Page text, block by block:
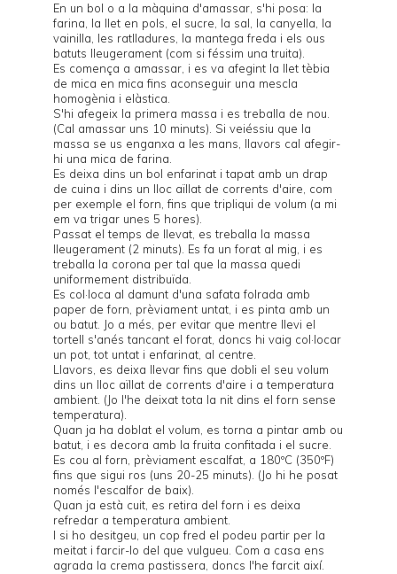
En un bol o a la màquina d'amassar, s'hi posa: la
farina, la llet en pols, el sucre, la sal, la canyella, la
vainilla, les ratlladures, la mantega freda i els ous
batuts lleugerament (com si féssim una truita).
Es comença a amassar, i es va afegint la llet tèbia
de mica en mica fins aconseguir una mescla
homogènia i elàstica.
S'hi afegeix la primera massa i es treballa de nou.
(Cal amassar uns 10 minuts). Si veiéssiu que la
massa se us enganxa a les mans, llavors cal afegir-
hi una mica de farina.
Es deixa dins un bol enfarinat i tapat amb un drap
de cuina i dins un lloc aïllat de corrents d'aire, com
per exemple el forn, fins que tripliqui de volum (a mi
em va trigar unes 5 hores).
Passat el temps de llevat, es treballa la massa
lleugerament (2 minuts). Es fa un forat al mig, i es
treballa la corona per tal que la massa quedi
uniformement distribuïda.
Es col·loca al damunt d'una safata folrada amb
paper de forn, prèviament untat, i es pinta amb un
ou batut. Jo a més, per evitar que mentre llevi el
tortell s'anés tancant el forat, doncs hi vaig col·locar
un pot, tot untat i enfarinat, al centre.
Llavors, es deixa llevar fins que dobli el seu volum
dins un lloc aïllat de corrents d'aire i a temperatura
ambient. (Jo l'he deixat tota la nit dins el forn sense
temperatura).
Quan ja ha doblat el volum, es torna a pintar amb ou
batut, i es decora amb la fruita confitada i el sucre.
Es cou al forn, prèviament escalfat, a 180ºC (350ºF)
fins que sigui ros (uns 20-25 minuts). (Jo hi he posat
només l'escalfor de baix).
Quan ja està cuit, es retira del forn i es deixa
refredar a temperatura ambient.
I si ho desitgeu, un cop fred el podeu partir per la
meitat i farcir-lo del que vulgueu. Com a casa ens
agrada la crema pastissera , doncs l'he farcit així.